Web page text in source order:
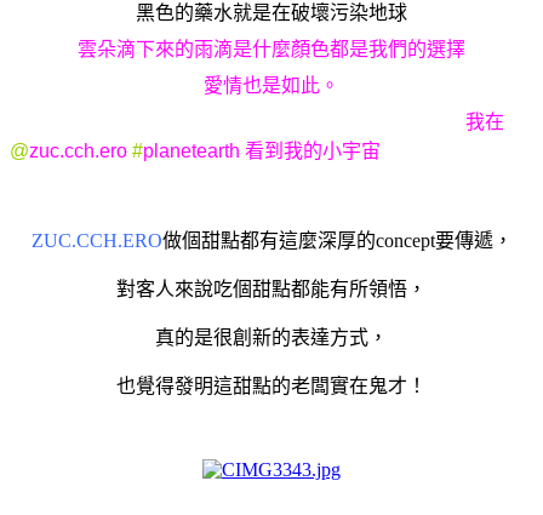
黑色的藥水就是在破壞污染地球
雲朵滴下來的雨滴是什麼顏色都是我們的選擇
愛情也是如此。
我在
@zuc.cch.ero #planetearth 看到我的小宇宙
ZUC.CCH.ERO做個甜點都有這麼深厚的concept要傳遞，
對客人來說吃個甜點都能有所領悟，
真的是很創新的表達方式，
也覺得發明這甜點的老闆實在鬼才 ！